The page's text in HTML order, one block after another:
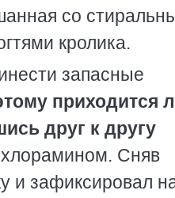
со
кролика.
запасные
приходится
друг к другу
Сняв
и зафиксировал